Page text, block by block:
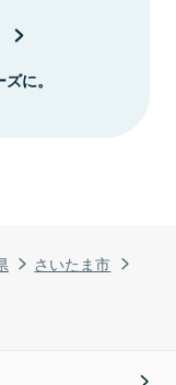
さいたま市
に。